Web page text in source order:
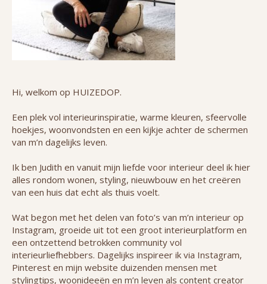
Hi, welkom op HUIZEDOP.
Een plek vol interieurinspiratie, warme kleuren, sfeervolle
hoekjes, woonvondsten en een kijkje achter de schermen
van m’n dagelijks leven.
Ik ben Judith en vanuit mijn liefde voor interieur deel ik hier
alles rondom wonen, styling, nieuwbouw en het creëren
van een huis dat echt als thuis voelt.
Wat begon met het delen van foto’s van m’n interieur op
Instagram, groeide uit tot een groot interieurplatform en
een ontzettend betrokken community vol
interieurliefhebbers. Dagelijks inspireer ik via Instagram,
Pinterest en mijn website duizenden mensen met
stylingtips, woonideeën en m’n leven als content creator